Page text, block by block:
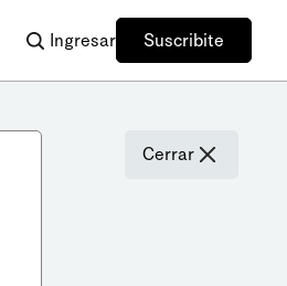
Ingresar Suscribite
Cerrar